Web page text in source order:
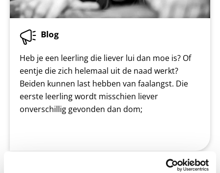
Blog
Heb je een leerling die liever lui dan moe is? Of
eentje die zich helemaal uit de naad werkt?
Beiden kunnen last hebben van faalangst. Die
eerste leerling wordt misschien liever
onverschillig gevonden dan dom;